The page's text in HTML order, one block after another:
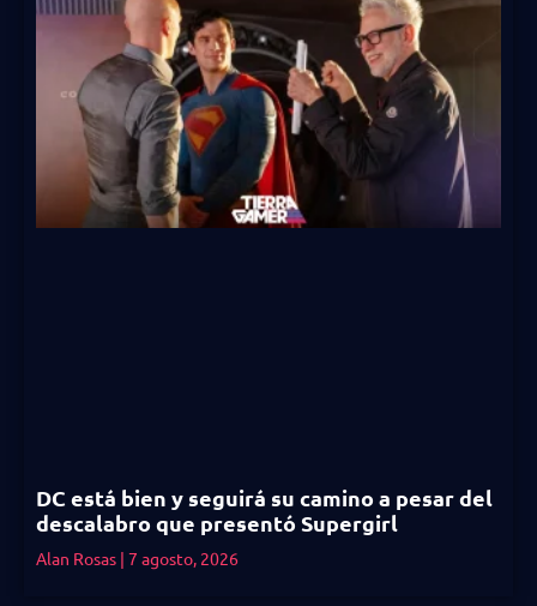
DC está bien y seguirá su camino a pesar del
descalabro que presentó Supergirl
Alan Rosas 7 agosto, 2026